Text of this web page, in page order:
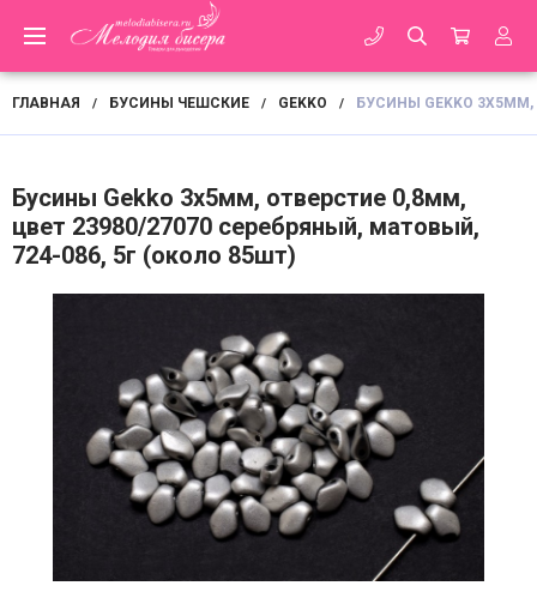
ГЛАВНАЯ / БУСИНЫ ЧЕШСКИЕ / GEKKO / БУСИНЫ GEKKO
Бусины Gekko 3х5мм, отверстие 0,8мм,
цвет 23980/27070 серебряный, матовый,
724-086, 5г (около 85шт)